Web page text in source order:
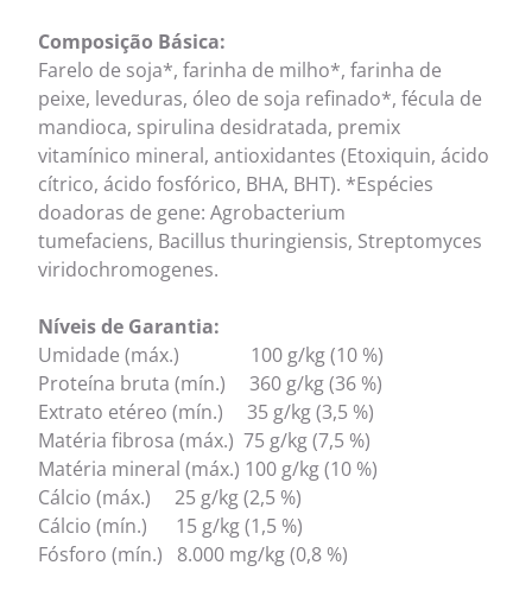
Composição Básica:
Farelo de soja*, farinha de milho*, farinha de
peixe, leveduras, óleo de soja refinado*, fécula de
mandioca, spirulina desidratada, premix
vitamínico mineral, antioxidantes (Etoxiquin, ácido
cítrico, ácido fosfórico, BHA, BHT). *Espécies
doadoras de gene: Agrobacterium
tumefaciens, Bacillus thuringiensis, Streptomyces
viridochromogenes.
Níveis de Garantia:
Umidade (máx.) 100 g/kg (10 %)
Proteína bruta (mín.) 360 g/kg (36 %)
Extrato etéreo (mín.) 35 g/kg (3,5 %)
Matéria fibrosa (máx.) 75 g/kg (7,5 %)
Matéria mineral (máx.) 100 g/kg (10 %)
Cálcio (máx.) 25 g/kg (2,5 %)
Cálcio (mín.) 15 g/kg (1,5 %)
Fósforo (mín.) 8.000 mg/kg (0,8 %)